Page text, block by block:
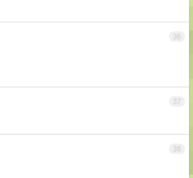
36
37
38